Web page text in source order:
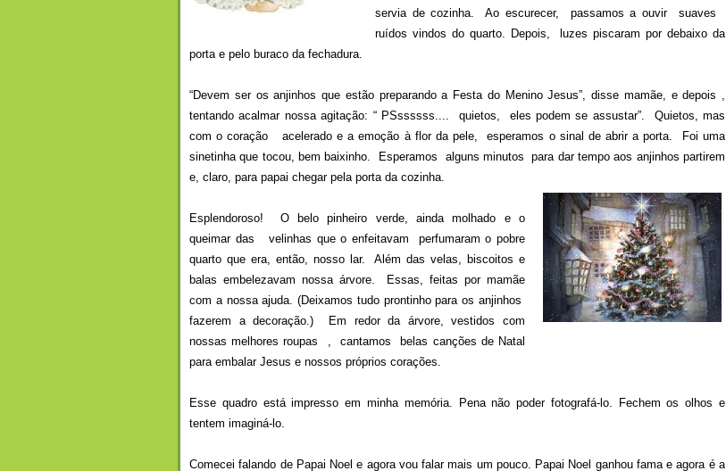
servia de cozinha. Ao escurecer, passamos a ouvir suaves
ruídos vindos do quarto. Depois, luzes piscaram por debaixo da
porta e pelo buraco da fechadura.
“Devem ser os anjinhos que estão preparando a Festa do Menino Jesus”, disse mamãe, e depois ,
tentando acalmar nossa agitação: “ PSssssss.... quietos, eles podem se assustar”. Quietos, mas
com o coração acelerado e a emoção à flor da pele, esperamos o sinal de abrir a porta. Foi uma
sinetinha que tocou, bem baixinho. Esperamos alguns minutos para dar tempo aos anjinhos partirem
e, claro, para papai chegar pela porta da cozinha.
Esplendoroso! O belo pinheiro verde, ainda molhado e o
queimar das velinhas que o enfeitavam perfumaram o pobre
quarto que era, então, nosso lar. Além das velas, biscoitos e
balas embelezavam nossa árvore. Essas, feitas por mamãe
com a nossa ajuda. (Deixamos tudo prontinho para os anjinhos
fazerem a decoração.) Em redor da árvore, vestidos com
nossas melhores roupas , cantamos belas canções de Natal
para embalar Jesus e nossos próprios corações.
Esse quadro está impresso em minha memória. Pena não poder fotografá-lo. Fechem os olhos e
tentem imaginá-lo.
Comecei falando de Papai Noel e agora vou falar mais um pouco. Papai Noel ganhou fama e agora é a